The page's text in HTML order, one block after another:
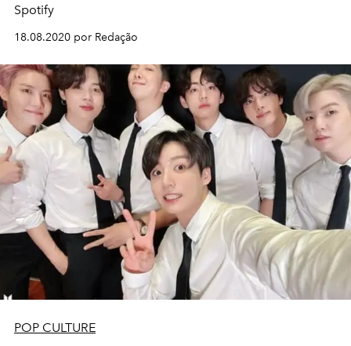
Spotify
18.08.2020 por Redação
POP CULTURE